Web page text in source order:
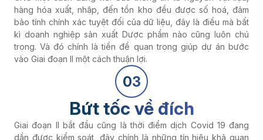
hàng hóa xuất, nhập, đến tồn kho đều được số hoá, đảm
bảo tính chính xác tuyệt đối của dữ liệu, đây là điều mà bất
kì doanh nghiệp sản xuất Dược phẩm nào cũng luôn chú
trọng. Và đó chính là tiền đề quan trọng giúp dự án bước
vào Giai đoạn II một cách thuận lợi.
03
Bứt tốc về đích
Giai đoạn II bắt đầu cũng là thời điểm dịch Covid 19 đang
dần được kiểm soát, đây chính là những tín hiệu khả quan